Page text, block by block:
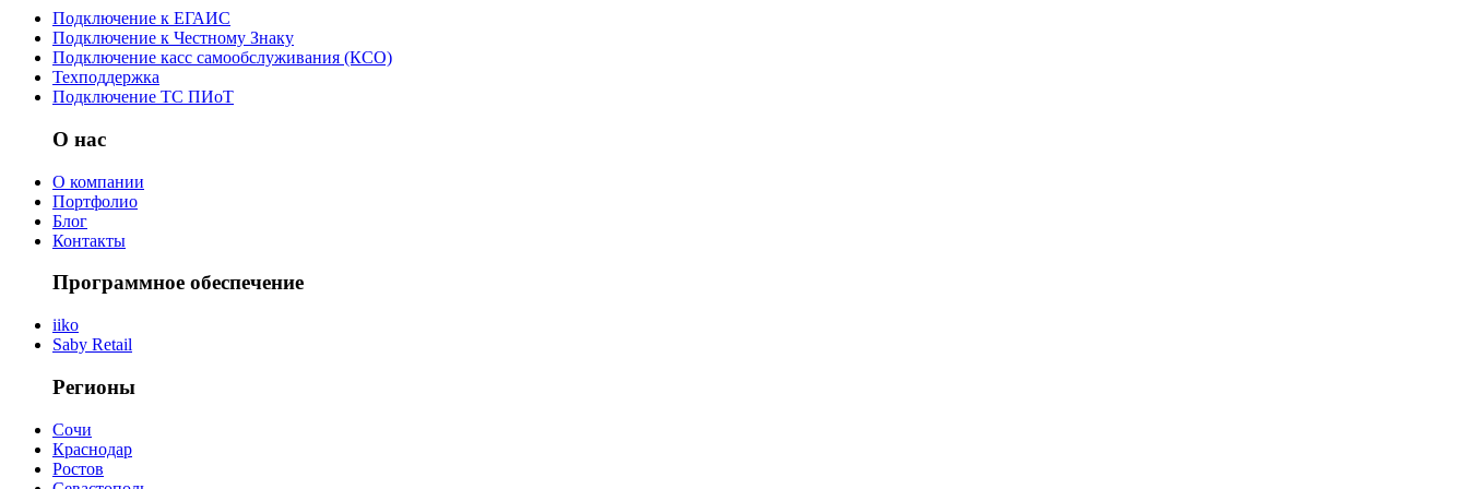
Подключение к ЕГАИС
Подключение к Честному Знаку
Подключение касс самообслуживания (КСО)
Техподдержка
Подключение ТС ПИоТ
О нас
О компании
Портфолио
Блог
Контакты
Программное обеспечение
iiko
Saby Retail
Регионы
Сочи
Краснодар
Ростов